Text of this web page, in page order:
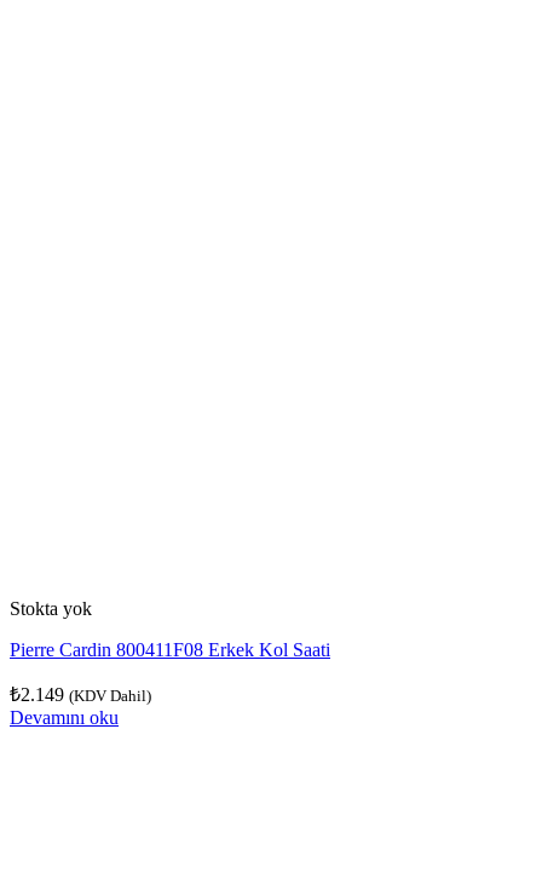
Stokta yok
Pierre Cardin 800411F08 Erkek Kol Saati
₺2.149 (KDV Dahil)
Devamını oku